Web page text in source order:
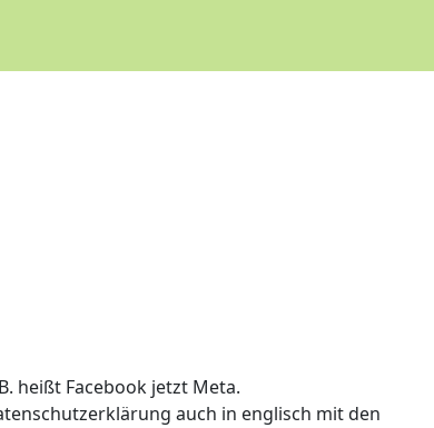
heißt Facebook jetzt Meta.
auch in englisch mit den